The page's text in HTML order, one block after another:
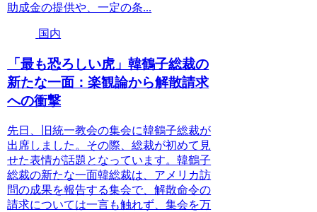
助成金の提供や、一定の条...
国内
「最も恐ろしい虎」韓鶴子総裁の
新たな一面：楽観論から解散請求
への衝撃
先日、旧統一教会の集会に韓鶴子総裁が
出席しました。その際、総裁が初めて見
せた表情が話題となっています。韓鶴子
総裁の新たな一面韓総裁は、アメリカ訪
問の成果を報告する集会で、解散命令の
請求については一言も触れず、集会を万